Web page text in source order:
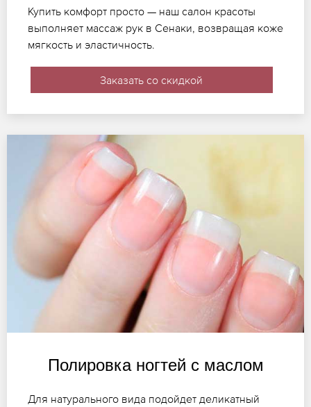
Купить комфорт просто — наш салон красоты
выполняет массаж рук в Сенаки, возвращая коже
мягкость и эластичность.
Заказать со скидкой
Полировка ногтей с маслом
Для натурального вида подойдет деликатный